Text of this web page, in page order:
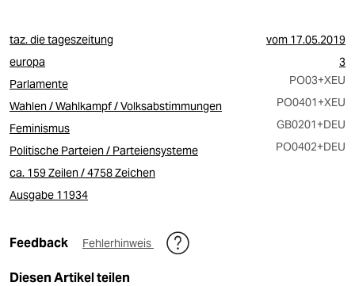
taz. die tageszeitung vom 17.05.2019
europa
3
Parlamente
PO03+XEU
Wahlen / Wahlkampf / Volksabstimmungen
PO0401+XEU
Feminismus
GB0201+DEU
Politische Parteien / Parteiensysteme
PO0402+DEU
ca. 159 Zeilen / 4758 Zeichen
Ausgabe 11934
Feedback Fehlerhinweis
Diesen Artikel teilen